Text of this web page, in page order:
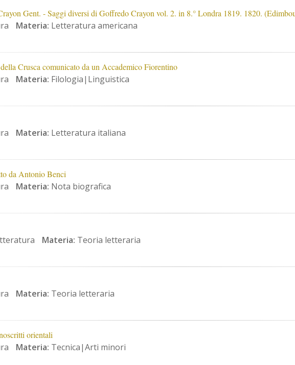
Gent. - Saggi diversi di Goffredo Crayon vol. 2. in 8.° Londra 1819. 1820.
Materia: Letteratura americana
Crusca comunicato da un Accademico Fiorentino
Materia: Filologia|Linguistica
Materia: Letteratura italiana
da Antonio Benci
Materia: Nota biografica
Materia: Teoria letteraria
Materia: Teoria letteraria
orientali
Materia: Tecnica|Arti minori